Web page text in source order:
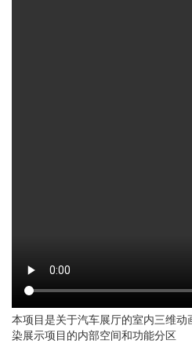
本项目是关于汽车展厅的室内三维
染展示项目的内部空间和功能分区